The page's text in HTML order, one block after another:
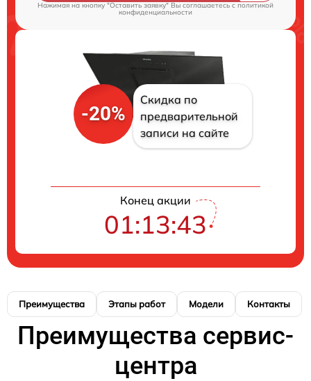
Нажимая на кнопку "Оставить заявку" Вы соглашаетесь cполитикой
конфиденциальности
-20%
Скидка по
предварительной
записи на сайте
Конец акции
01:13:42
Преимущества Этапы работ Модели Контакты
Преимущества сервис-
центра